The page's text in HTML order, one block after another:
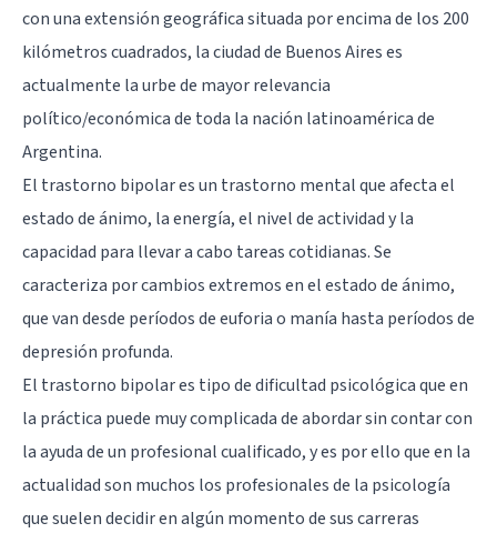
con una extensión geográfica situada por encima de los 200
kilómetros cuadrados, la ciudad de Buenos Aires es
actualmente la urbe de mayor relevancia
político/económica de toda la nación latinoamérica de
Argentina.
El trastorno bipolar es un trastorno mental que afecta el
estado de ánimo, la energía, el nivel de actividad y la
capacidad para llevar a cabo tareas cotidianas. Se
caracteriza por cambios extremos en el estado de ánimo,
que van desde períodos de euforia o manía hasta períodos de
depresión profunda.
El trastorno bipolar es tipo de dificultad psicológica que en
la práctica puede muy complicada de abordar sin contar con
la ayuda de un profesional cualificado, y es por ello que en la
actualidad son muchos los profesionales de la psicología
que suelen decidir en algún momento de sus carreras